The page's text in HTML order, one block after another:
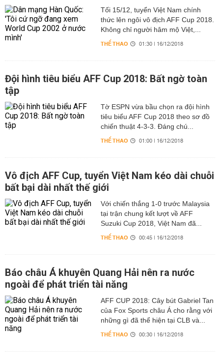
Tối 15/12, tuyển Việt Nam chính
thức lên ngôi vô địch AFF Cup 2018.
Không chỉ người hâm mộ Việt,...
THỂ THAO 01:30 | 16/12/2018
Đội hình tiêu biểu AFF Cup 2018: Bất ngờ toàn
tập
Tờ ESPN vừa bầu chọn ra đội hình
tiêu biểu AFF Cup 2018 theo sơ đồ
chiến thuật 4-3-3. Đáng chú...
THỂ THAO 01:00 | 16/12/2018
Vô địch AFF Cup, tuyển Việt Nam kéo dài chuỗi
bất bại dài nhất thế giới
Với chiến thắng 1-0 trước Malaysia
tại trận chung kết lượt về AFF
Suzuki Cup 2018, Việt Nam đã...
THỂ THAO 00:45 | 16/12/2018
Báo châu Á khuyên Quang Hải nên ra nước
ngoài để phát triển tài năng
AFF CUP 2018: Cây bút Gabriel Tan
của Fox Sports châu Á cho rằng với
những gì đã thể hiện tại CLB và...
THỂ THAO 00:30 | 16/12/2018